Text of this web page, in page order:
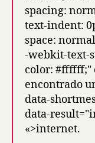
spacing:
text-indent:
space:
-webkit-text-
color: #ffffff;"
encontrado
data-
data-
«>internet.